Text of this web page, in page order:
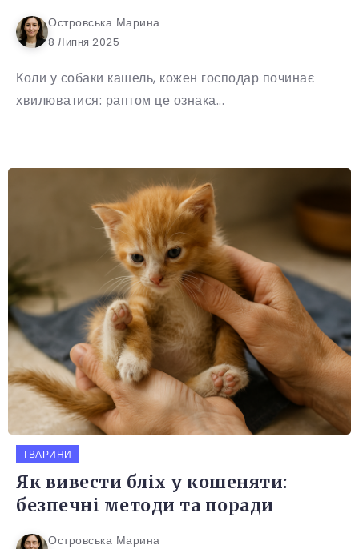
Островська Марина
8 Липня 2025
Коли у собаки кашель, кожен господар починає
хвилюватися: раптом це ознака...
ТВАРИНИ
Як вивести бліх у кошеняти:
безпечні методи та поради
Островська Марина